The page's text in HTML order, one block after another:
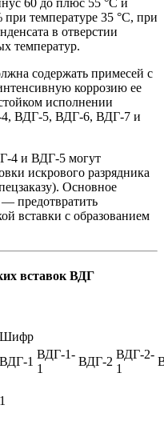
температуре 35 °С, при
в отверстии
температур.
содержать примесей с
коррозию ее
исполнении
4, ВДГ-5, ВДГ-6, ВДГ-7 и
4 и ВДГ-5 могут
искрового разрядника
Основное
— предотвратить
вставки с образованием
вставок ВДГ
Шифр
ВДГ-1
ВДГ-1-
1
ВДГ-2
ВДГ-2-
1
1